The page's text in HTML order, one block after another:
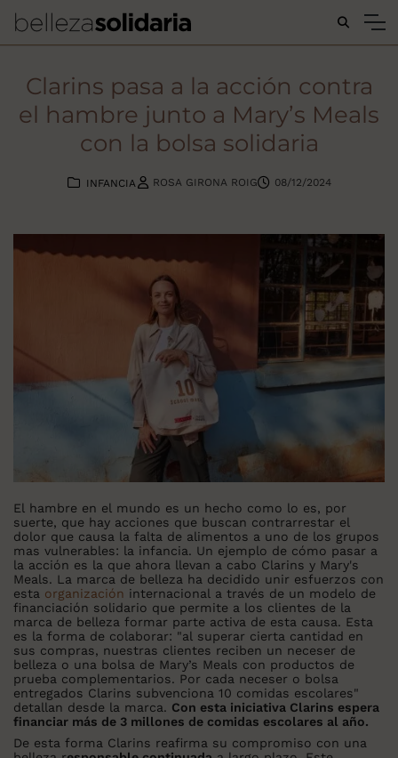
Buscar...
Clarins pasa a la acción contra
el hambre junto a Mary’s Meals
con la bolsa solidaria
INFANCIA ROSA GIRONA ROIG 08/12/2024
El hambre en el mundo es un hecho como lo es, por
suerte, que hay acciones que buscan contrarrestar el
dolor que causa la falta de alimentos a uno de los grupos
mas vulnerables: la infancia. Un ejemplo de cómo pasar a
la acción es la que ahora llevan a cabo Clarins y Mary's
Meals. La marca de belleza ha decidido unir esfuerzos con
esta organización internacional a través de un modelo de
financiación solidario que permite a los clientes de la
marca de belleza formar parte activa de esta causa. Esta
es la forma de colaborar: "al superar cierta cantidad en
sus compras, nuestras clientes reciben un neceser de
belleza o una bolsa de Mary’s Meals con productos de
prueba complementarios. Por cada neceser o bolsa
entregados Clarins subvenciona 10 comidas escolares"
detallan desde la marca. Con esta iniciativa Clarins espera
financiar más de 3 millones de comidas escolares al año.
De esta forma Clarins reafirma su compromiso con una